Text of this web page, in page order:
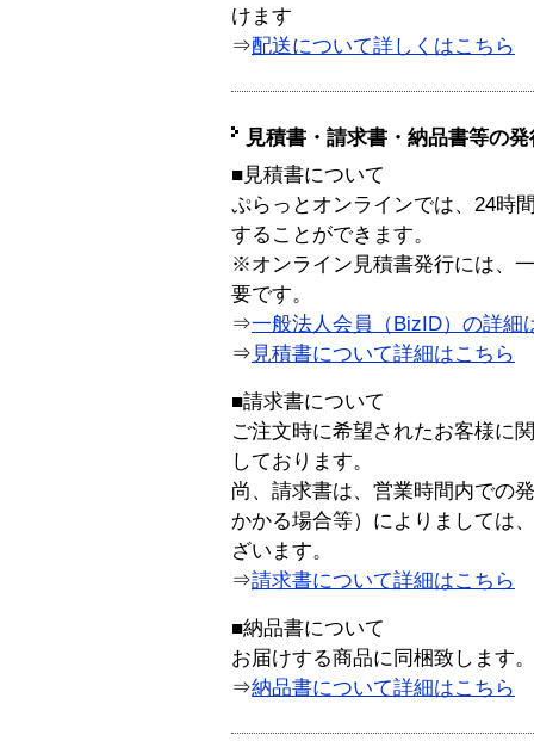
けます
⇒配送について詳しくはこちら
見積書・請求書・納品書等の
■見積書について
ぷらっとオンラインでは、24時
することができます。
※オンライン見積書発行には、
要です。
⇒一般法人会員（BizID）の詳細
⇒ 見積書について詳細はこちら
■請求書について
ご注文時に希望されたお客様に
しております。
尚、請求書は、営業時間内での
かかる場合等）によりましては
ざいます。
⇒請求書について詳細はこちら
■納品書について
お届けする商品に同梱致します。
⇒納品書について詳細はこちら